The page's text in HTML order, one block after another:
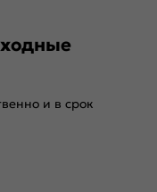
и в срок